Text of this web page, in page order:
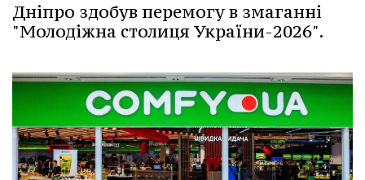
Дніпро здобув перемогу в змаганні
"Молодіжна столиця України-2026".